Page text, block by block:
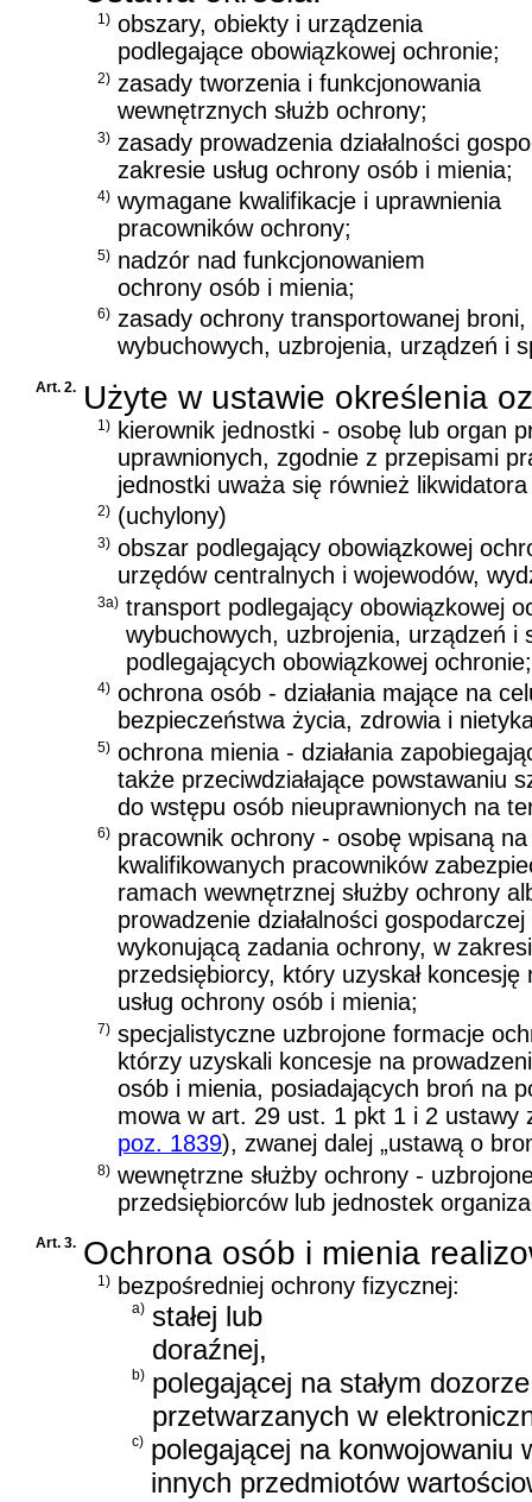
1) obszary, obiekty i urządzenia
podlegające obowiązkowej ochronie;
2) zasady tworzenia i funkcjonowania
wewnętrznych służb ochrony;
3) zasady prowadzenia działalności
zakresie usług ochrony osób i mienia;
4) wymagane kwalifikacje i uprawnienia
pracowników ochrony;
5) nadzór nad funkcjonowaniem
ochrony osób i mienia;
6) zasady ochrony transportowanej broni,
wybuchowych, uzbrojenia, urządzeń i
Art. 2. Użyte w ustawie określenia
1)
kierownik jednostki - osobę lub organ
uprawnionych, zgodnie z przepisami
jednostki uważa się również
2) (uchylony)
3) obszar podlegający obowiązkowej
urzędów centralnych i wojewodów,
3a) transport podlegający obowiązkowej
wybuchowych, uzbrojenia, urządzeń i
podlegających obowiązkowej ochronie;
4) ochrona osób - działania mające na
bezpieczeństwa życia, zdrowia i
5) ochrona mienia - działania
także przeciwdziałające powstawaniu
do wstępu osób nieuprawnionych na
6) pracownik ochrony - osobę wpisaną
kwalifikowanych pracowników
ramach wewnętrznej służby ochrony
prowadzenie działalności
wykonującą zadania ochrony, w
przedsiębiorcy, który uzyskał
usług ochrony osób i mienia;
7) specjalistyczne uzbrojone formacje
którzy uzyskali koncesje na
osób i mienia, posiadających broń na
mowa w art. 29 ust. 1 pkt 1 i 2 ustawy
poz. 1839), zwanej dalej „ustawą o
8) wewnętrzne służby ochrony -
przedsiębiorców lub jednostek
Art. 3. Ochrona osób i mienia
1) bezpośredniej ochrony fizycznej:
a) stałej lub
doraźnej,
b) polegającej na stałym
przetwarzanych w
c) polegającej na konwojowaniu
innych przedmiotów